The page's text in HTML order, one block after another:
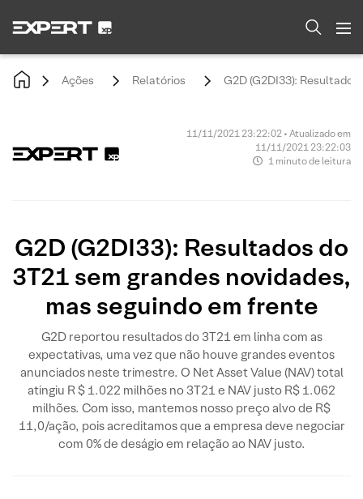
Ações Relatórios G2D (G2DI33):
11/11/2021 23:22:02 • Atualizado em
11/11/2021 23:22:03
1 minuto de leitura
G2D (G2DI33): Resultados do
3T21 sem grandes novidades,
mas seguindo em frente
G2D reportou resultados do 3T21 em linha com as
expectativas, uma vez que não houve grandes eventos
anunciados neste trimestre. O Net Asset Value (NAV) total
atingiu R $ 1.022 milhões no 3T21 e NAV justo R$ 1.062
milhões. Com isso, mantemos nosso preço alvo de R$
11,0/ação, pois acreditamos que a empresa deve negociar
com 0% de deságio em relação ao NAV justo.